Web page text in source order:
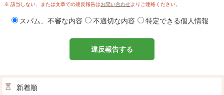
※ 該当しない、または文章での違反報告はお問い合わせよりご連絡ください。
スパム、不審な内容 不適切な内容 特定できる個人情報
違反報告する
新着順